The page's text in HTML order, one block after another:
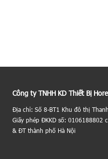
Công ty TNHH KD Thiết Bị
Địa chỉ: Số 8-BT1 Khu đô thị
Giấy phép ĐKKD số: 0106188802
& ĐT thành phố Hà Nội